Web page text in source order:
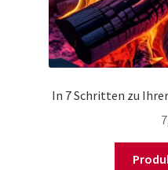
In 7 Schritten zu